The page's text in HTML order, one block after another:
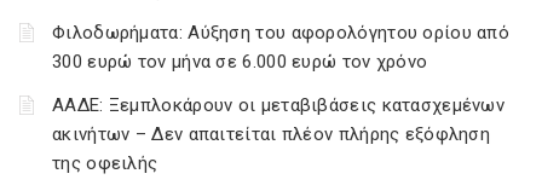
Φιλοδωρήματα: Αύξηση του αφορολόγητου ορίου από
300 ευρώ τον μήνα σε 6.000 ευρώ τον χρόνο
ΑΑΔΕ: Ξεμπλοκάρουν οι μεταβιβάσεις κατασχεμένων
ακινήτων – Δεν απαιτείται πλέον πλήρης εξόφληση
της οφειλής